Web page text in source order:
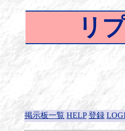
リ
掲示板一覧 HELP 登録